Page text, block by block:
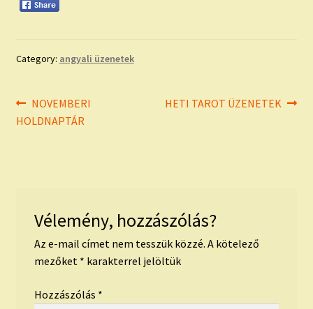
Category: angyali üzenetek
Bejegyzés
navigáció
Previous
post:
NOVEMBERI
HOLDNAPTÁR
Next
HETI TAROT ÜZENETEK
Vélemény, hozzászólás?
Az e-mail címet nem tesszük közzé. A kötelező
mezőket * karakterrel jelöltük
Hozzászólás *